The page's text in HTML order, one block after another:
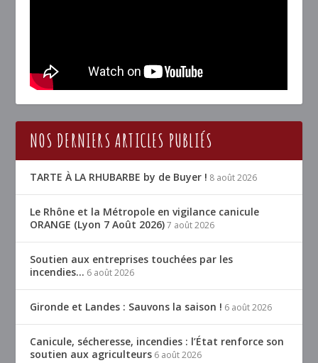
NOS DERNIERS ARTICLES PUBLIÉS
TARTE À LA RHUBARBE by de Buyer ! 8 août 2026
Le Rhône et la Métropole en vigilance canicule
ORANGE (Lyon 7 Août 2026) 7 août 2026
Soutien aux entreprises touchées par les
incendies… 6 août 2026
Gironde et Landes : Sauvons la saison ! 6 août 2026
Canicule, sécheresse, incendies : l’État renforce son
soutien aux agriculteurs 6 août 2026